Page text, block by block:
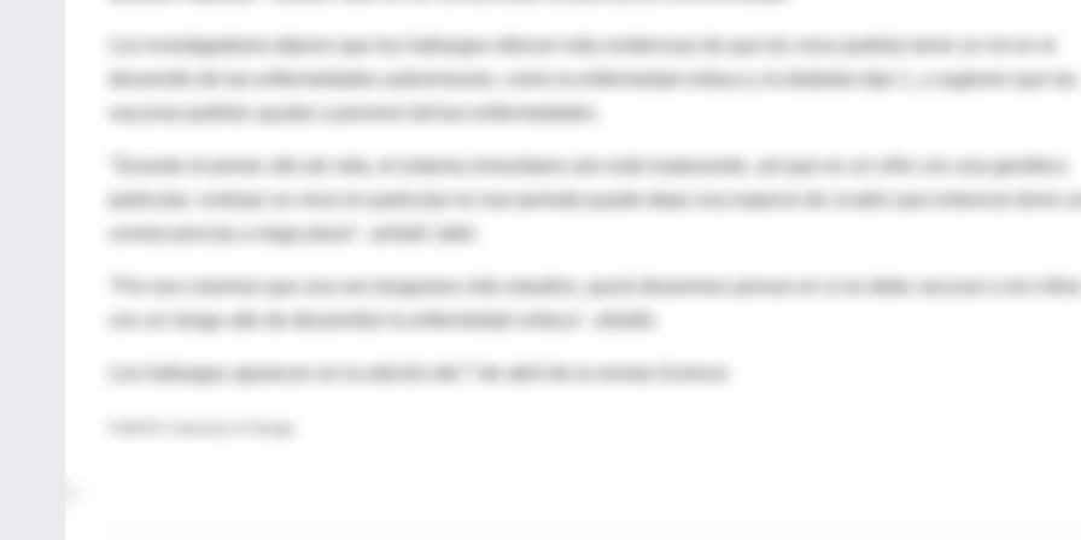
Los investigadores dijeron que los hallazgos ofrecen más evidencias de que los virus podrían tener un rol en el
desarrollo de las enfermedades autoinmunes, como la enfermedad celíaca y la diabetes tipo 1, y sugieren que las
"Durante el primer año de vida, el sistema inmunitario aún está madurando, así que en un niño con una genética
consecuencias a largo plazo", señaló Jabri.
"Por eso creemos que una vez tengamos más estudios, quizá deseemos pensar en si se debe vacunar a los niños
con un riesgo alto de desarrollar la enfermedad celíaca", añadió.
Los hallazgos aparecen en la edición del 7 de abril de la revista Science.